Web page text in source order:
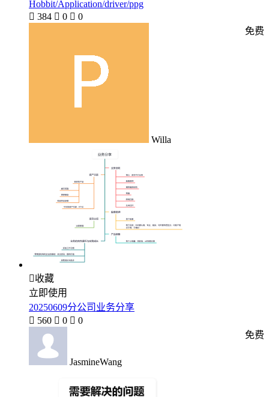
Hobbit/Application/driver/ppg
 384  0  0
Willa
免费
收藏
立即使用
20250609分公司业务分享
 560  0  0
JasmineWang
免费